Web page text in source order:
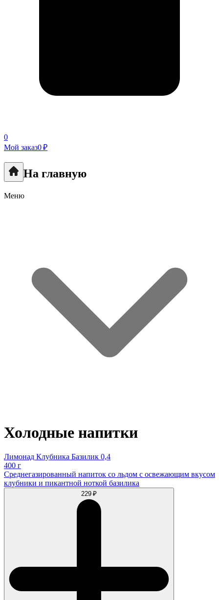
0
Мой заказ0 ₽
На главную
Меню
Холодные напитки
Лимонад Клубника Базилик 0,4
400 г
Среднегазированный напиток со льдом с освежающим вкусом
клубники и пикантной ноткой базилика
229 ₽